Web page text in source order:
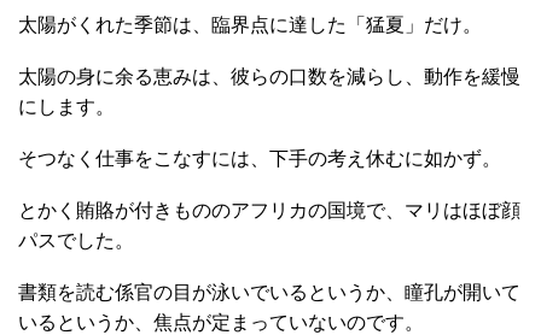
太陽がくれた季節は、臨界点に達した「猛夏」だけ。
太陽の身に余る恵みは、彼らの口数を減らし、動作を緩慢
にします。
そつなく仕事をこなすには、下手の考え休むに如かず。
とかく賄賂が付きもののアフリカの国境で、マリはほぼ顔
パスでした。
書類を読む係官の目が泳いでいるというか、瞳孔が開いて
いるというか、焦点が定まっていないのです。